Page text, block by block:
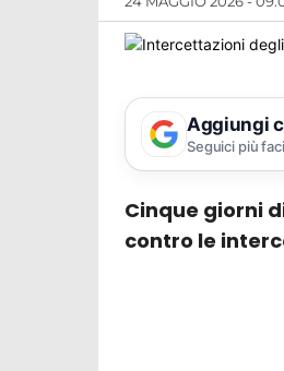
Aggiungi
Seguici più
Cinque giorni
contro le